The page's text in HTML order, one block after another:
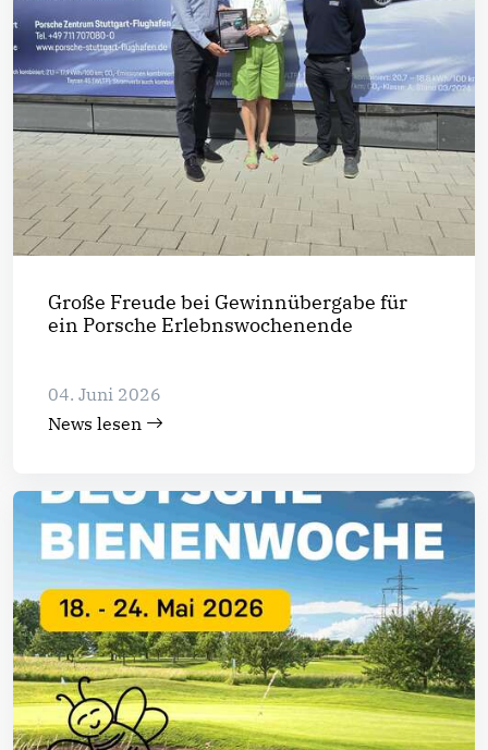
Große Freude bei Gewinnübergabe für
ein Porsche Erlebnswochenende
04. Juni 2026
News lesen